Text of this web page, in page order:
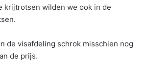
krijtrotsen wilden we ook in de
de visafdeling schrok misschien nog
de prijs.